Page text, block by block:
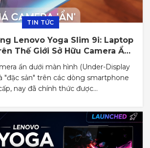
TIN TỨC
Lenovo Yoga Slim 9i: Laptop
Thế Giới Sở Hữu Camera Ẩn
Màn Hình Đột Phá
ẩn dưới màn hình (Under-Display
"đặc sản" trên các dòng smartphone
nay đã chính thức được...